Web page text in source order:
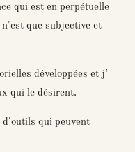
qui est en perpétuelle
que subjective et
développées et j’
qui le désirent.
d'outils qui peuvent